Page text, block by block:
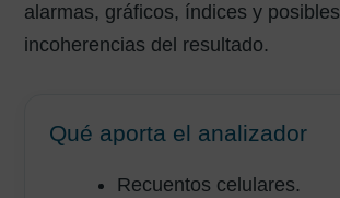
alarmas, gráficos, índices y posibles
incoherencias del resultado.
Qué aporta el analizador
Recuentos celulares.